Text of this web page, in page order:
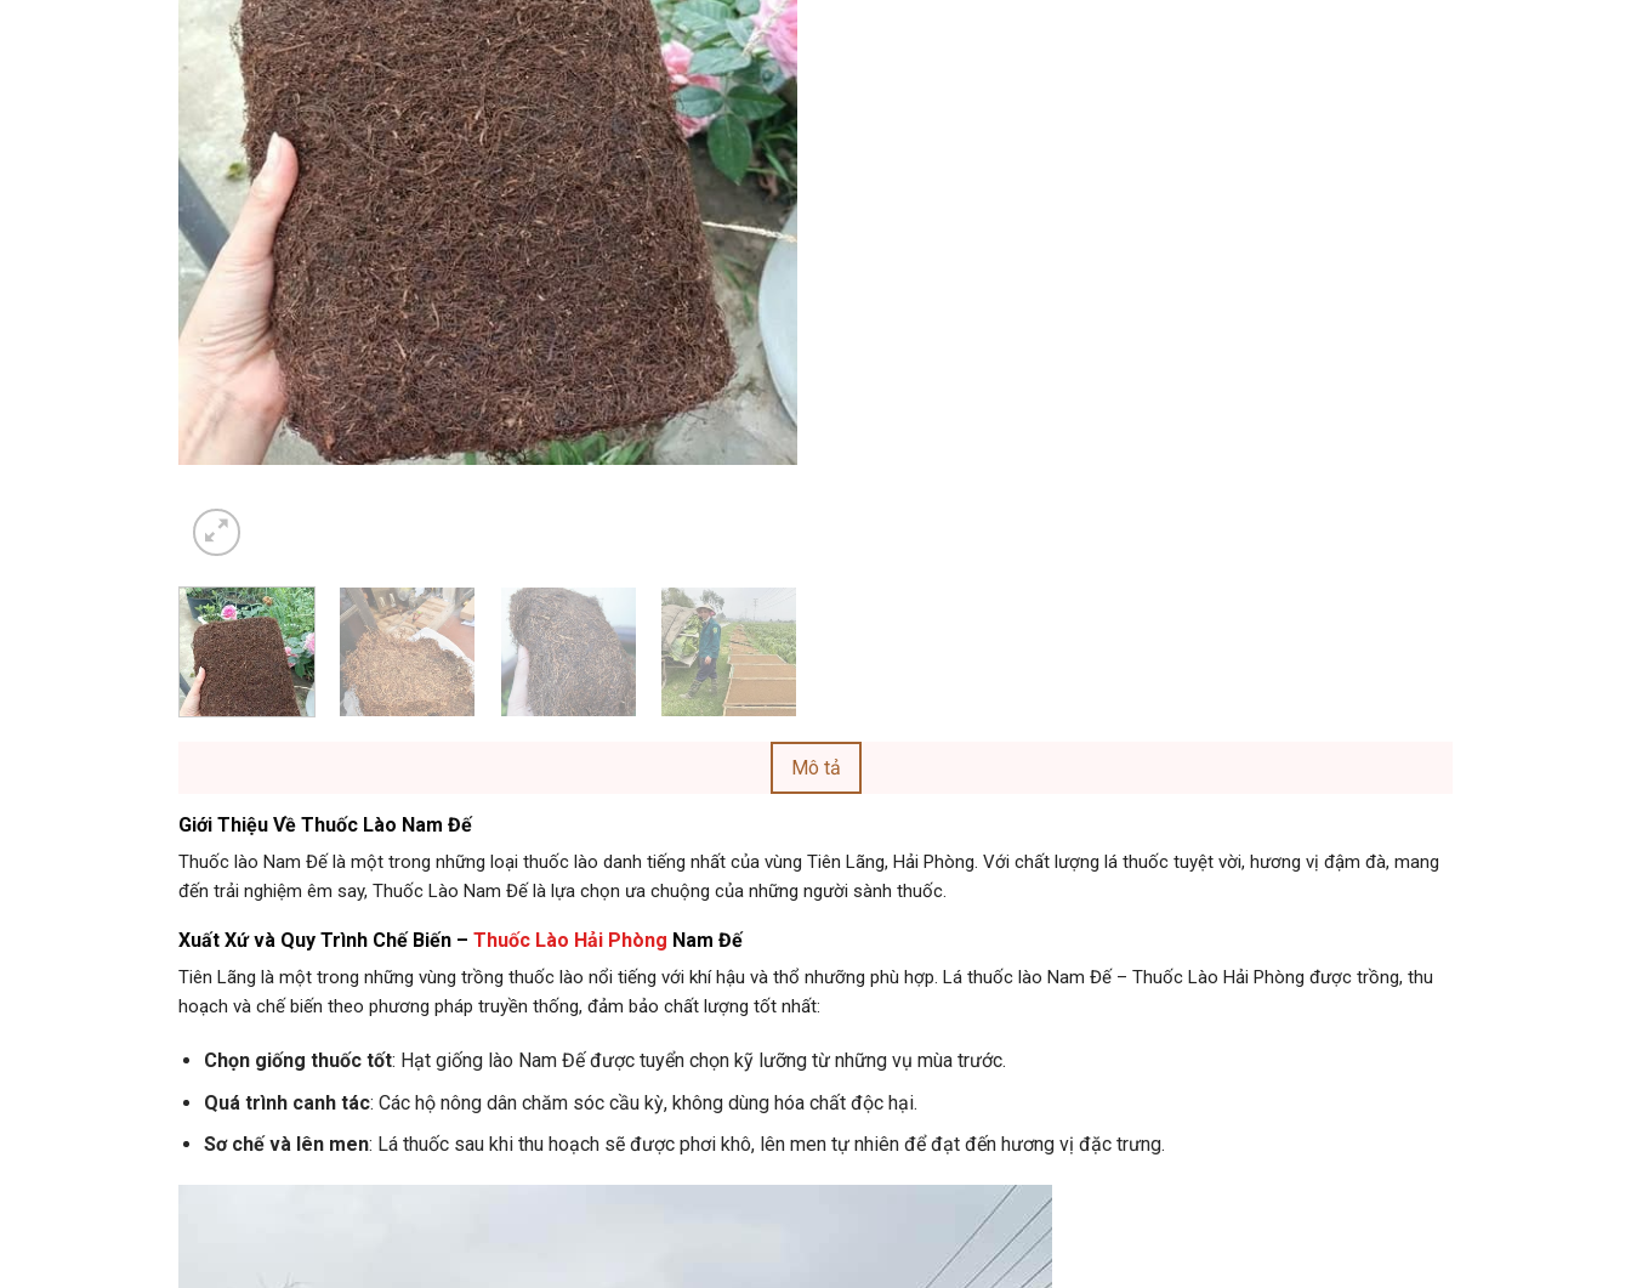
Mô tả
Giới Thiệu Về Thuốc Lào Nam Đế
Thuốc lào Nam Đế là một trong những loại thuốc lào danh tiếng nhất của vùng Tiên Lãng, Hải Phòng. Với chất lượng lá thuốc tuyệt vời, hương vị đậm đà, mang
đến trải nghiệm êm say, Thuốc Lào Nam Đế là lựa chọn ưa chuộng của những người sành thuốc.
Xuất Xứ và Quy Trình Chế Biến – Thuốc Lào Hải Phòng Nam Đế
Tiên Lãng là một trong những vùng trồng thuốc lào nổi tiếng với khí hậu và thổ nhưỡng phù hợp. Lá thuốc lào Nam Đế – Thuốc Lào Hải Phòng được trồng, thu
hoạch và chế biến theo phương pháp truyền thống, đảm bảo chất lượng tốt nhất:
Chọn giống thuốc tốt: Hạt giống lào Nam Đế được tuyển chọn kỹ lưỡng từ những vụ mùa trước.
Quá trình canh tác: Các hộ nông dân chăm sóc cầu kỳ, không dùng hóa chất độc hại.
Sơ chế và lên men: Lá thuốc sau khi thu hoạch sẽ được phơi khô, lên men tự nhiên để đạt đến hương vị đặc trưng.